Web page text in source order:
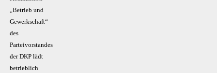
„Betrieb und
Gewerkschaft“
des
Parteivorstandes
der DKP lädt
betrieblich